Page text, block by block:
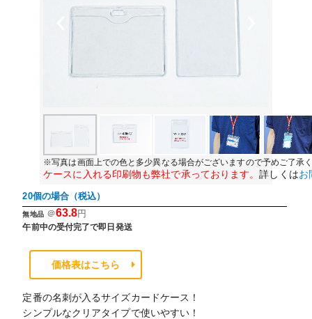
Previous
※写真は画面上での色と多少異なる場合がございますので予めご了承
ケースに入れる印刷物も弊社で承っております。詳しくはお
20個の場合（税込）
無地品 ＠63.8円
午前中の受付完了で即日発送
価格表はこちら
定番の名刺が入るサイズカードケース！
シンプルなクリアタイプで使いやすい！